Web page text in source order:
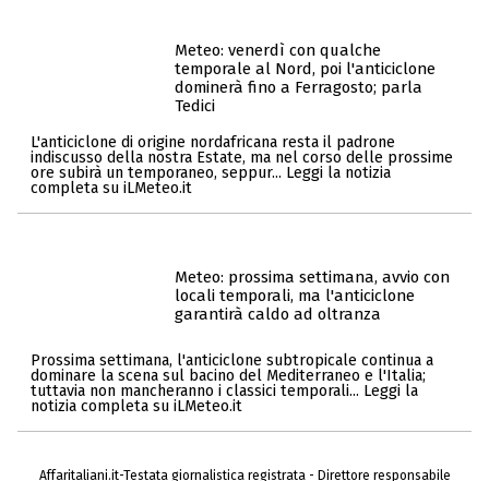
Meteo: venerdì con qualche
temporale al Nord, poi l'anticiclone
dominerà fino a Ferragosto; parla
Tedici
L'anticiclone di origine nordafricana resta il padrone
indiscusso della nostra Estate, ma nel corso delle prossime
ore subirà un temporaneo, seppur... Leggi la notizia
completa su iLMeteo.it
Meteo: prossima settimana, avvio con
locali temporali, ma l'anticiclone
garantirà caldo ad oltranza
Prossima settimana, l'anticiclone subtropicale continua a
dominare la scena sul bacino del Mediterraneo e l'Italia;
tuttavia non mancheranno i classici temporali... Leggi la
notizia completa su iLMeteo.it
Affaritaliani.it-Testata giornalistica registrata - Direttore responsabile